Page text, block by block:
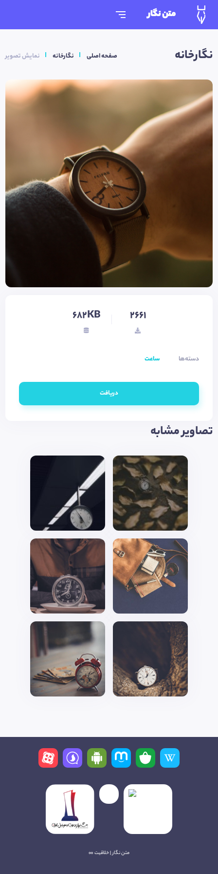
متن نگار
نگارخانه صفحه اصلی نگارخانه نمایش تصویر
2661
682KB
دسته‌ها ساعت
دریافت
تصاویر مشابه
متن نگار | خلاقیت ∞